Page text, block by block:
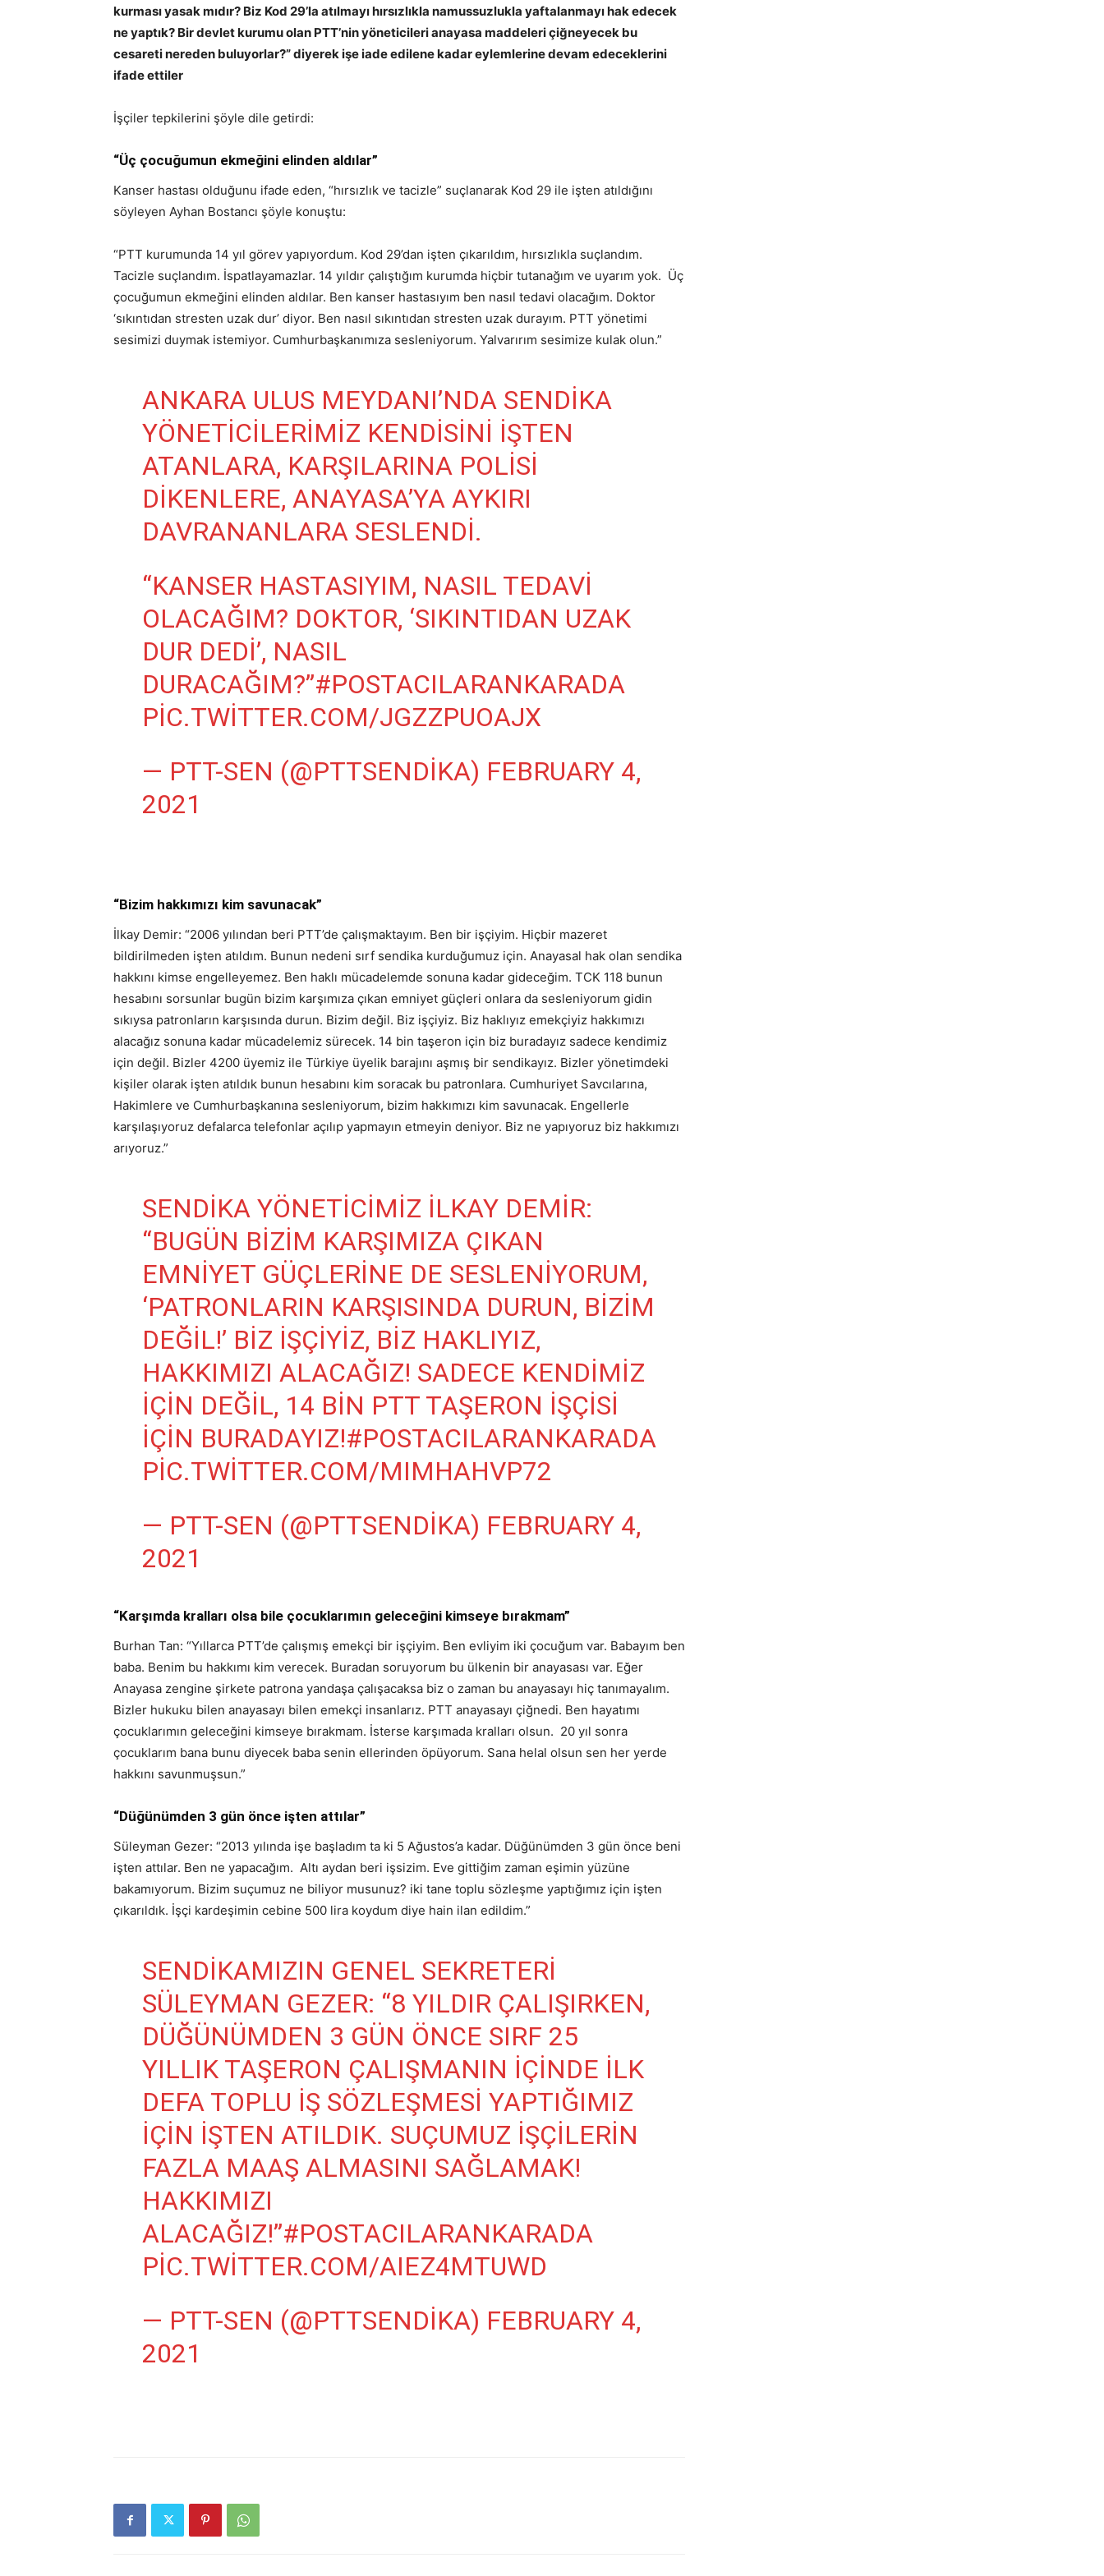
kurması yasak mıdır? Biz Kod 29’la atılmayı hırsızlıkla namussuzlukla yaftalanmayı hak edecek
ne yaptık? Bir devlet kurumu olan PTT’nin yöneticileri anayasa maddeleri çiğneyecek bu
cesareti nereden buluyorlar?” diyerek işe iade edilene kadar eylemlerine devam edeceklerini
ifade ettiler
İşçiler tepkilerini şöyle dile getirdi:
“Üç çocuğumun ekmeğini elinden aldılar”
Kanser hastası olduğunu ifade eden, “hırsızlık ve tacizle” suçlanarak Kod 29 ile işten atıldığını
söyleyen Ayhan Bostancı şöyle konuştu:
“PTT kurumunda 14 yıl görev yapıyordum. Kod 29’dan işten çıkarıldım, hırsızlıkla suçlandım.
Tacizle suçlandım. İspatlayamazlar. 14 yıldır çalıştığım kurumda hiçbir tutanağım ve uyarım yok. Üç
çocuğumun ekmeğini elinden aldılar. Ben kanser hastasıyım ben nasıl tedavi olacağım. Doktor
‘sıkıntıdan stresten uzak dur’ diyor. Ben nasıl sıkıntıdan stresten uzak durayım. PTT yönetimi
sesimizi duymak istemiyor. Cumhurbaşkanımıza sesleniyorum. Yalvarırım sesimize kulak olun.”
ANKARA ULUS MEYDANI’NDA SENDIKA
YÖNETICILERIMIZ KENDISINI IŞTEN
ATANLARA, KARŞILARINA POLISI
DIKENLERE, ANAYASA’YA AYKIRI
DAVRANANLARA SESLENDI.
“KANSER HASTASIYIM, NASIL TEDAVI
OLACAĞIM? DOKTOR, ‘SIKINTIDAN UZAK
DUR DEDI’, NASIL
DURACAĞIM?”#POSTACILARANKARADA
PIC.TWITTER.COM/JGZZPUOAJX
— PTT-SEN (@PTTSENDIKA) FEBRUARY 4,
2021
“Bizim hakkımızı kim savunacak”
İlkay Demir: “2006 yılından beri PTT’de çalışmaktayım. Ben bir işçiyim. Hiçbir mazeret
bildirilmeden işten atıldım. Bunun nedeni sırf sendika kurduğumuz için. Anayasal hak olan sendika
hakkını kimse engelleyemez. Ben haklı mücadelemde sonuna kadar gideceğim. TCK 118 bunun
hesabını sorsunlar bugün bizim karşımıza çıkan emniyet güçleri onlara da sesleniyorum gidin
sıkıysa patronların karşısında durun. Bizim değil. Biz işçiyiz. Biz haklıyız emekçiyiz hakkımızı
alacağız sonuna kadar mücadelemiz sürecek. 14 bin taşeron için biz buradayız sadece kendimiz
için değil. Bizler 4200 üyemiz ile Türkiye üyelik barajını aşmış bir sendikayız. Bizler yönetimdeki
kişiler olarak işten atıldık bunun hesabını kim soracak bu patronlara. Cumhuriyet Savcılarına,
Hakimlere ve Cumhurbaşkanına sesleniyorum, bizim hakkımızı kim savunacak. Engellerle
karşılaşıyoruz defalarca telefonlar açılıp yapmayın etmeyin deniyor. Biz ne yapıyoruz biz hakkımızı
arıyoruz.”
SENDIKA YÖNETICIMIZ İLKAY DEMIR:
“BUGÜN BIZIM KARŞIMIZA ÇIKAN
EMNIYET GÜÇLERINE DE SESLENIYORUM,
‘PATRONLARIN KARŞISINDA DURUN, BIZIM
DEĞIL!’ BIZ IŞÇIYIZ, BIZ HAKLIYIZ,
HAKKIMIZI ALACAĞIZ! SADECE KENDIMIZ
IÇIN DEĞIL, 14 BIN PTT TAŞERON IŞÇISI
IÇIN BURADAYIZ!#POSTACILARANKARADA
PIC.TWITTER.COM/MIMHAHVP72
— PTT-SEN (@PTTSENDIKA) FEBRUARY 4,
2021
“Karşımda kralları olsa bile çocuklarımın geleceğini kimseye bırakmam”
Burhan Tan: “Yıllarca PTT’de çalışmış emekçi bir işçiyim. Ben evliyim iki çocuğum var. Babayım ben
baba. Benim bu hakkımı kim verecek. Buradan soruyorum bu ülkenin bir anayasası var. Eğer
Anayasa zengine şirkete patrona yandaşa çalışacaksa biz o zaman bu anayasayı hiç tanımayalım.
Bizler hukuku bilen anayasayı bilen emekçi insanlarız. PTT anayasayı çiğnedi. Ben hayatımı
çocuklarımın geleceğini kimseye bırakmam. İsterse karşımada kralları olsun. 20 yıl sonra
çocuklarım bana bunu diyecek baba senin ellerinden öpüyorum. Sana helal olsun sen her yerde
hakkını savunmuşsun.”
“Düğünümden 3 gün önce işten attılar”
Süleyman Gezer: “2013 yılında işe başladım ta ki 5 Ağustos’a kadar. Düğünümden 3 gün önce beni
işten attılar. Ben ne yapacağım. Altı aydan beri işsizim. Eve gittiğim zaman eşimin yüzüne
bakamıyorum. Bizim suçumuz ne biliyor musunuz? iki tane toplu sözleşme yaptığımız için işten
çıkarıldık. İşçi kardeşimin cebine 500 lira koydum diye hain ilan edildim.”
SENDIKAMIZIN GENEL SEKRETERI
SÜLEYMAN GEZER: “8 YILDIR ÇALIŞIRKEN,
DÜĞÜNÜMDEN 3 GÜN ÖNCE SIRF 25
YILLIK TAŞERON ÇALIŞMANIN IÇINDE ILK
DEFA TOPLU IŞ SÖZLEŞMESI YAPTIĞIMIZ
IÇIN IŞTEN ATILDIK. SUÇUMUZ IŞÇILERIN
FAZLA MAAŞ ALMASINI SAĞLAMAK!
HAKKIMIZI
ALACAĞIZ!”#POSTACILARANKARADA
PIC.TWITTER.COM/AIEZ4MTUWD
— PTT-SEN (@PTTSENDIKA) FEBRUARY 4,
2021